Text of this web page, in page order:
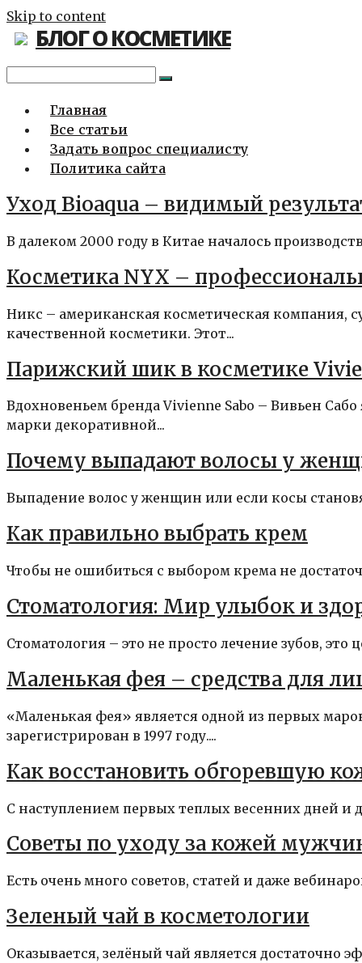
Skip to content
БЛОГ О КОСМЕТИКЕ
Главная
Все статьи
Задать вопрос специалисту
Политика сайта
Уход Bioaqua – видимый
В далеком 2000 году в Китае началось
Косметика NYX –
Никс – американская косметическая компания,
качественной косметики. Этот...
Парижский шик в косметике
Вдохновеньем бренда Vivienne Sabo – Вивьен
марки декоративной...
Почему выпадают волосы у
Выпадение волос у женщин или если косы
Как правильно выбрать крем
Чтобы не ошибиться с выбором крема не
Стоматология: Мир улыбок и
Стоматология – это не просто лечение зубов,
Маленькая фея – средства для
«Маленькая фея» является одной из первых
зарегистрирован в 1997 году....
Как восстановить обгоревшую
С наступлением первых теплых весенних дней и
Советы по уходу за кожей
Есть очень много советов, статей и даже
Зеленый чай в косметологии
Оказывается, зелёный чай является